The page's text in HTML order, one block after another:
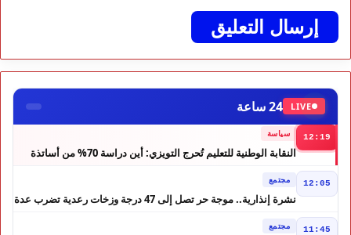
LIVE 24 ساعة
12:19 سياسة
النقابة الوطنية للتعليم تُحرج التويزي: أين دراسة 70% من أساتذة
12:05 مجتمع
نشرة إنذارية.. موجة حر تصل إلى 47 درجة وزخات رعدية تضرب عدة
11:45 مجتمع